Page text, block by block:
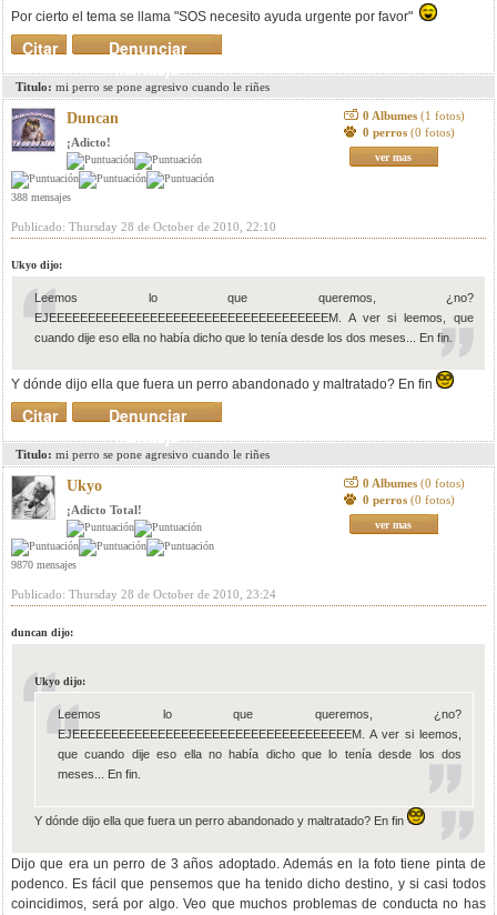
Por cierto el tema se llama "SOS necesito ayuda urgente por favor"
Denunciar
mensaje
Citar
Titulo: mi perro se pone agresivo cuando le riñes
Duncan
¡Adicto!
388 mensajes
0 Albumes (1 fotos)
0 perros (0 fotos)
ver mas
Publicado: Thursday 28 de October de 2010, 22:10
Ukyo dijo:
Leemos lo que queremos, ¿no?
EJEEEEEEEEEEEEEEEEEEEEEEEEEEEEEEEEEEEEM. A ver si leemos, que
cuando dije eso ella no había dicho que lo tenía desde los dos meses... En fin.
Y dónde dijo ella que fuera un perro abandonado y maltratado? En fin
Denunciar
mensaje
Citar
Titulo: mi perro se pone agresivo cuando le riñes
Ukyo
¡Adicto Total!
9870 mensajes
0 Albumes (0 fotos)
0 perros (0 fotos)
ver mas
Publicado: Thursday 28 de October de 2010, 23:24
duncan dijo:
Ukyo dijo:
Leemos lo que queremos, ¿no?
EJEEEEEEEEEEEEEEEEEEEEEEEEEEEEEEEEEEEEM. A ver si leemos,
que cuando dije eso ella no había dicho que lo tenía desde los dos
meses... En fin.
Y dónde dijo ella que fuera un perro abandonado y maltratado? En fin
Dijo que era un perro de 3 años adoptado. Además en la foto tiene pinta de
podenco. Es fácil que pensemos que ha tenido dicho destino, y si casi todos
coincidimos, será por algo. Veo que muchos problemas de conducta no has